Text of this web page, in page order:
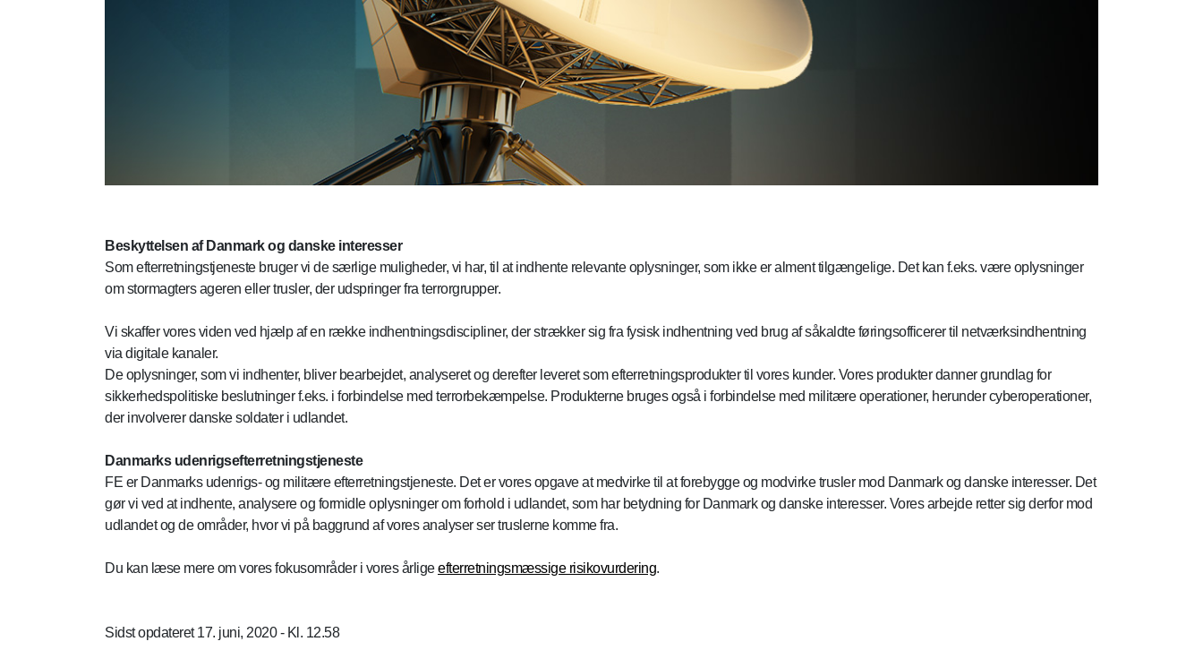
Beskyttelsen af Danmark og danske interesser
Som efterretningstjeneste bruger vi de særlige muligheder, vi har, til at indhente relevante oplysninger, som ikke er alment tilgængelige. Det kan f.eks. være oplysninger
om stormagters ageren eller trusler, der udspringer fra terrorgrupper.
Vi skaffer vores viden ved hjælp af en række indhentningsdiscipliner, der strækker sig fra fysisk indhentning ved brug af såkaldte føringsofficerer til netværksindhentning
via digitale kanaler.
De oplysninger, som vi indhenter, bliver bearbejdet, analyseret og derefter leveret som efterretningsprodukter til vores kunder. Vores produkter danner grundlag for
sikkerhedspolitiske beslutninger f.eks. i forbindelse med terrorbekæmpelse. Produkterne bruges også i forbindelse med militære operationer, herunder cyberoperationer,
der involverer danske soldater i udlandet.
Danmarks udenrigsefterretningstjeneste
FE er Danmarks udenrigs- og militære efterretningstjeneste. Det er vores opgave at medvirke til at forebygge og modvirke trusler mod Danmark og danske interesser. Det
gør vi ved at indhente, analysere og formidle oplysninger om forhold i udlandet, som har betydning for Danmark og danske interesser. Vores arbejde retter sig derfor mod
udlandet og de områder, hvor vi på baggrund af vores analyser ser truslerne komme fra.
Du kan læse mere om vores fokusområder i vores årligeefterretningsmæssige risikovurdering.
Sidst opdateret 17. juni, 2020 - Kl. 12.58